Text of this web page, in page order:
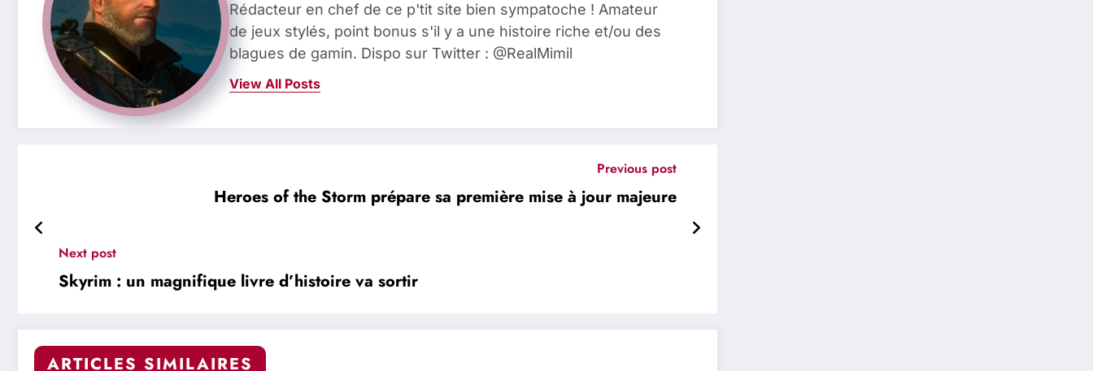
Rédacteur en chef de ce p'tit site bien sympatoche ! Amateur
de jeux stylés, point bonus s'il y a une histoire riche et/ou des
blagues de gamin. Dispo sur Twitter : @RealMimil
View All Posts
Previous post
Heroes of the Storm prépare sa première mise à jour majeure
Next post
Skyrim : un magnifique livre d’histoire va sortir
ARTICLES SIMILAIRES